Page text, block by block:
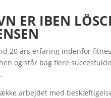
ER IBEN
20 års erfaring indenfor
og står bag flere
arbejdet med